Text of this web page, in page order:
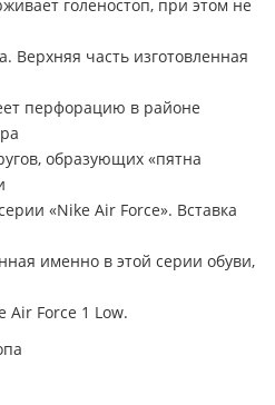
голеностоп, при этом не
Верхняя часть изготовленная
перфорацию в районе
образующих «пятна
«Nike Air Force». Вставка
именно в этой серии обуви,
Air Force 1 Low.